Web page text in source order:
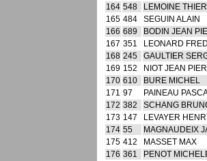
164 548
LEMOINE
165 484
SEGUIN ALAIN
166 689
BODIN JEAN
167 351
LEONARD
168 245
GAULTIER
169 152
NIOT JEAN
170 610
BURE MICHEL
171 97
PAINEAU
172 382
SCHANG
173 147
LEVAYER
174 55
MAGNAUDEIX
175 412
MASSET MAX
176 361
PENOT